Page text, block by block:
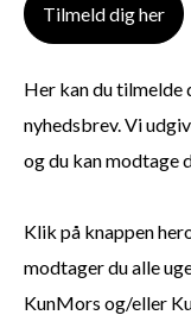
Tilmeld dig her
Her kan du
nyhedsbrev. Vi
og du kan modtage
Klik på knappen
modtager du alle
KunMors og/eller